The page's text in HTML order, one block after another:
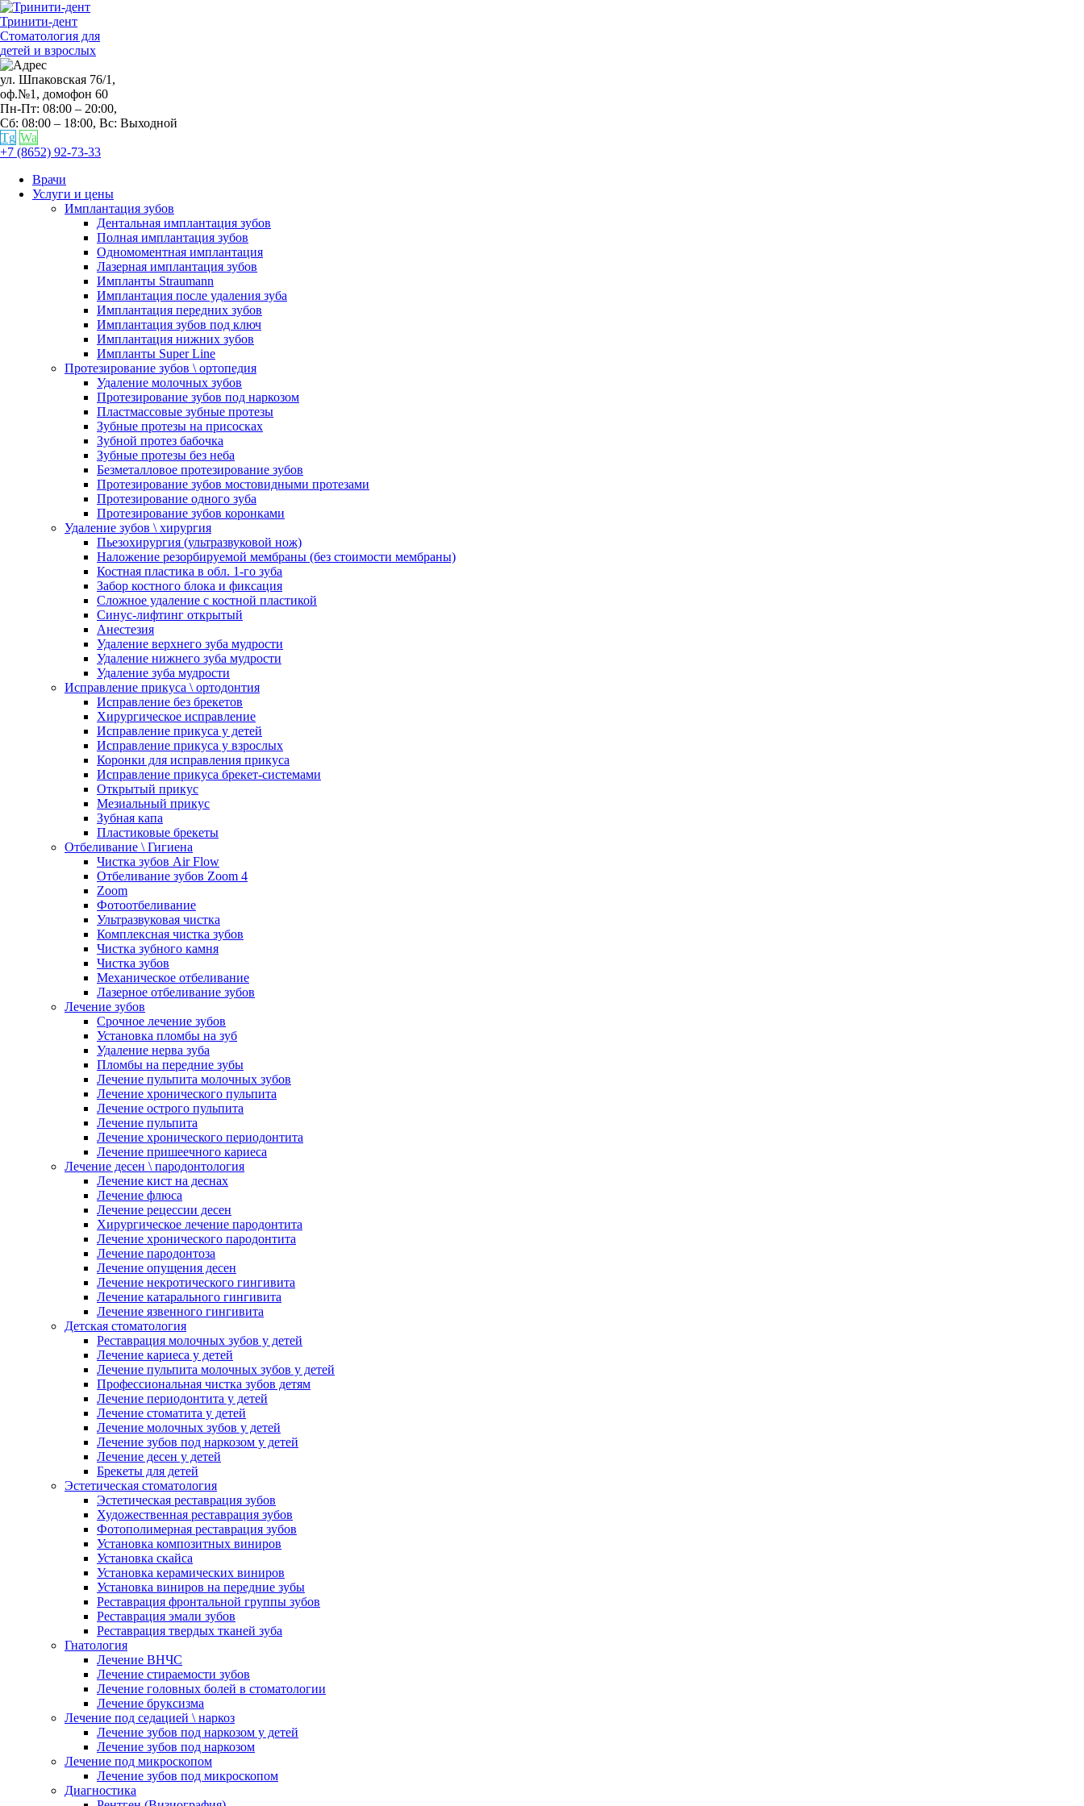
Тринити-дент
Стоматология для
детей и взрослых
ул. Шпаковская 76/1,
оф.№1, домофон 60
Пн-Пт: 08:00 – 20:00,
Сб: 08:00 – 18:00, Вс: Выходной
Tg Wa
+7 (8652) 92-73-33
Врачи
Услуги и цены
Имплантация зубов
Дентальная имплантация зубов
Полная имплантация зубов
Одномоментная имплантация
Лазерная имплантация зубов
Импланты Straumann
Имплантация после удаления зуба
Имплантация передних зубов
Имплантация зубов под ключ
Имплантация нижних зубов
Импланты Super Line
Протезирование зубов \ ортопедия
Удаление молочных зубов
Протезирование зубов под наркозом
Пластмассовые зубные протезы
Зубные протезы на присосках
Зубной протез бабочка
Зубные протезы без неба
Безметалловое протезирование зубов
Протезирование зубов мостовидными протезами
Протезирование одного зуба
Протезирование зубов коронками
Удаление зубов \ хирургия
Пьезохирургия (ультразвуковой нож)
Наложение резорбируемой мембраны (без стоимости мембраны)
Костная пластика в обл. 1-го зуба
Забор костного блока и фиксация
Сложное удаление с костной пластикой
Синус-лифтинг открытый
Анестезия
Удаление верхнего зуба мудрости
Удаление нижнего зуба мудрости
Удаление зуба мудрости
Исправление прикуса \ ортодонтия
Исправление без брекетов
Хирургическое исправление
Исправление прикуса у детей
Исправление прикуса у взрослых
Коронки для исправления прикуса
Исправление прикуса брекет-системами
Открытый прикус
Мезиальный прикус
Зубная капа
Пластиковые брекеты
Отбеливание \ Гигиена
Чистка зубов Air Flow
Отбеливание зубов Zoom 4
Zoom
Фотоотбеливание
Ультразвуковая чистка
Комплексная чистка зубов
Чистка зубного камня
Чистка зубов
Механическое отбеливание
Лазерное отбеливание зубов
Лечение зубов
Срочное лечение зубов
Установка пломбы на зуб
Удаление нерва зуба
Пломбы на передние зубы
Лечение пульпита молочных зубов
Лечение хронического пульпита
Лечение острого пульпита
Лечение пульпита
Лечение хронического периодонтита
Лечение пришеечного кариеса
Лечение десен \ пародонтология
Лечение кист на деснах
Лечение флюса
Лечение рецессии десен
Хирургическое лечение пародонтита
Лечение хронического пародонтита
Лечение пародонтоза
Лечение опущения десен
Лечение некротического гингивита
Лечение катарального гингивита
Лечение язвенного гингивита
Детская стоматология
Реставрация молочных зубов у детей
Лечение кариеса у детей
Лечение пульпита молочных зубов у детей
Профессиональная чистка зубов детям
Лечение периодонтита у детей
Лечение стоматита у детей
Лечение молочных зубов у детей
Лечение зубов под наркозом у детей
Лечение десен у детей
Брекеты для детей
Эстетическая стоматология
Эстетическая реставрация зубов
Художественная реставрация зубов
Фотополимерная реставрация зубов
Установка композитных виниров
Установка скайса
Установка керамических виниров
Установка виниров на передние зубы
Реставрация фронтальной группы зубов
Реставрация эмали зубов
Реставрация твердых тканей зуба
Гнатология
Лечение ВНЧС
Лечение стираемости зубов
Лечение головных болей в стоматологии
Лечение бруксизма
Лечение под седацией \ наркоз
Лечение зубов под наркозом у детей
Лечение зубов под наркозом
Лечение под микроскопом
Лечение зубов под микроскопом
Диагностика